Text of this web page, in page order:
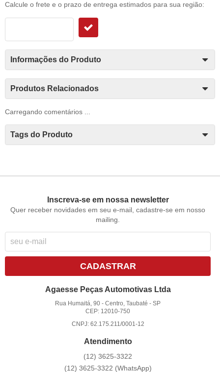
Calcule o frete e o prazo de entrega estimados para sua região:
Informações do Produto
Produtos Relacionados
Carregando comentários ...
Tags do Produto
Inscreva-se em nossa newsletter
Quer receber novidades em seu e-mail, cadastre-se em nosso
mailing.
CADASTRAR
Agaesse Peças Automotivas Ltda
Rua Humaitá, 90 -Centro, Taubaté -SP
CEP: 12010-750
CNPJ: 62.175.211/0001-12
Atendimento
(12) 3625-3322
(12) 3625-3322 (WhatsApp)